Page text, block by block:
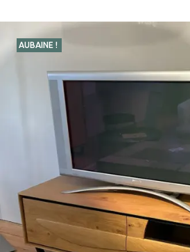
AUBAINE !